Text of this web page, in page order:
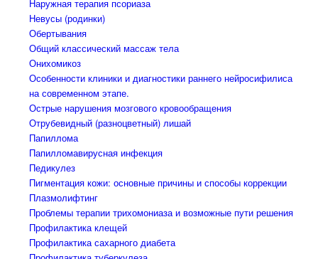
Наружная терапия псориаза
Невусы (родинки)
Обертывания
Общий классический массаж тела
Онихомикоз
Особенности клиники и диагностики раннего нейросифилиса
на современном этапе.
Острые нарушения мозгового кровообращения
Отрубевидный (разноцветный) лишай
Папиллома
Папилломавирусная инфекция
Педикулез
Пигментация кожи: основные причины и способы коррекции
Плазмолифтинг
Проблемы терапии трихомониаза и возможные пути решения
Профилактика клещей
Профилактика сахарного диабета